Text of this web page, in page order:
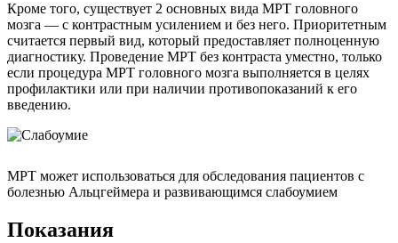
Кроме того, существует 2 основных вида МРТ головного
мозга — с контрастным усилением и без него. Приоритетным
считается первый вид, который предоставляет полноценную
диагностику. Проведение МРТ без контраста уместно, только
если процедура МРТ головного мозга выполняется в целях
профилактики или при наличии противопоказаний к его
введению.
МРТ может использоваться для обследования пациентов с
болезнью Альцгеймера и развивающимся слабоумием
Показания